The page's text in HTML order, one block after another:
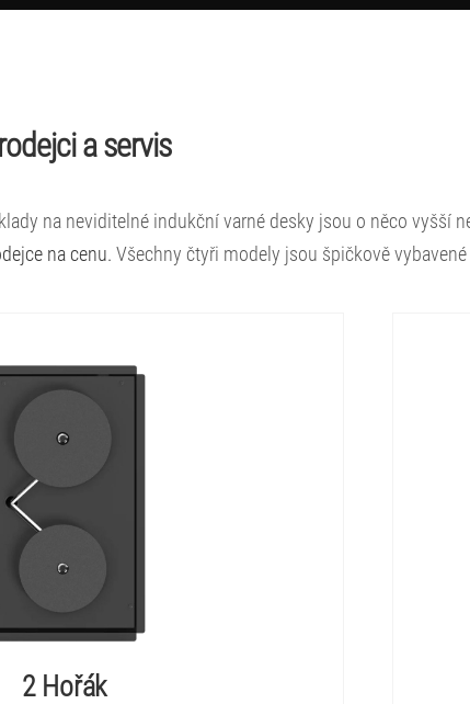
a servis
na neviditelné indukční varné desky jsou o něco vyšší
na cenu. Všechny čtyři modely jsou špičkově
2 Hořák